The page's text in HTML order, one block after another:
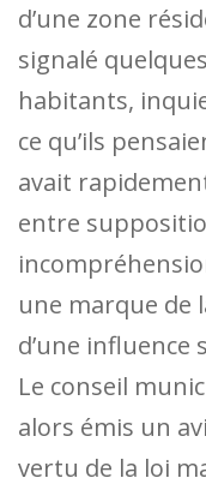
d’une zone
signalé
habitants,
ce qu’ils
avait
entre
une marque de
d’une influence
Le conseil
alors émis un
vertu de la loi